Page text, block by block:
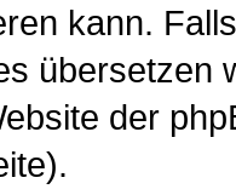
kann.
übersetzen
der